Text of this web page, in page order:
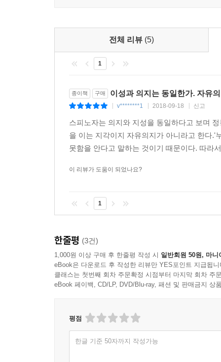
전체 리뷰 (5)
1
종이책 구매 이성과 의지는 동일한가. 자유
v********1 2018-09-18 신고
스피노자는 의지와 지성을 동일하다고 보며
을 이는 지각이지 자유의지가 아니라고 한다.'
못함을 안다고 말하는 것이기 때문이다. 따라
이 리뷰가 도움이 되었나요?
1
한줄평 (3건)
1,000원 이상 구매 후 한줄평 작성 시 일반회원 50원, 마니
eBook은 다운로드 후 작성한 리뷰만 YES포인트 지급됩니
클래스는 첫번째 회차 주문확정 시점부터 마지막 회차 주
eBook 페이백, CD/LP, DVD/Blu-ray, 패션 및 판매금지 상
평점
한글 기준 50자까지 작성가능